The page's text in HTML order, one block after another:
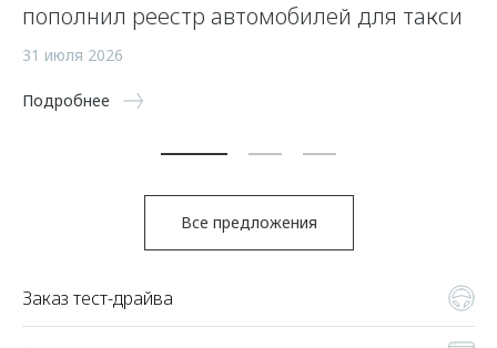
пополнил реестр автомобилей для такси
31 июля 2026
Подробнее
Все предложения
Заказ тест-драйва